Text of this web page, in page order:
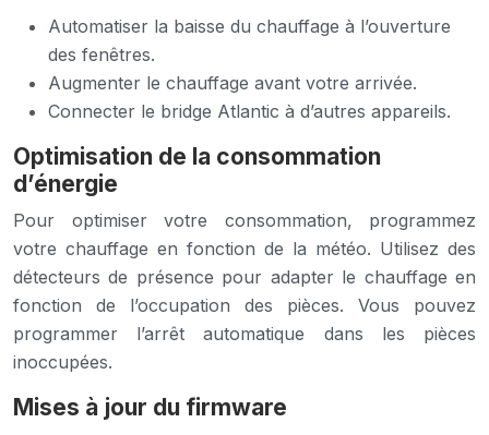
Automatiser la baisse du chauffage à l’ouverture
des fenêtres.
Augmenter le chauffage avant votre arrivée.
Connecter le bridge Atlantic à d’autres appareils.
Optimisation de la consommation
d’énergie
Pour optimiser votre consommation, programmez
votre chauffage en fonction de la météo. Utilisez des
détecteurs de présence pour adapter le chauffage en
fonction de l’occupation des pièces. Vous pouvez
programmer l’arrêt automatique dans les pièces
inoccupées.
Mises à jour du firmware